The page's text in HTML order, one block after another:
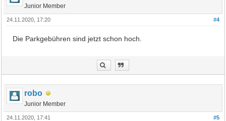
Junior Member
#4
24.11.2020, 17:20
Die Parkgebühren sind jetzt schon hoch.
robo
Junior Member
#5
24.11.2020, 17:41